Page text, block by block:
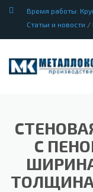
Время работы:
Статьи и новости /
С